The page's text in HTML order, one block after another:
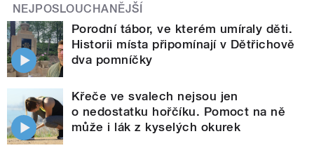
NEJPOSLOUCHANĚJŠÍ
Porodní tábor, ve kterém umíraly děti.
Historii místa připomínají v Dětřichově
dva pomníčky
Křeče ve svalech nejsou jen
o nedostatku hořčíku. Pomoct na ně
může i lák z kyselých okurek